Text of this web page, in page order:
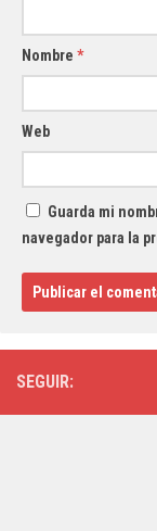
Nombre *
Web
Guarda mi
navegador para la
SEGUIR: